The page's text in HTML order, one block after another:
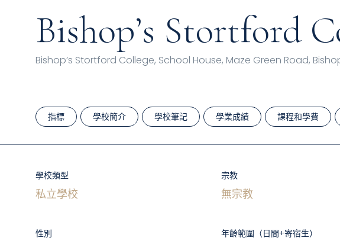
Bishop’s Stortford
Bishop’s Stortford College, School House, Maze Green Road,
指標 學校簡介 學校筆記 學業成績 課程和學費
學校類型
私立學校
宗教
無宗教
性別 年齡範圍（日間+寄宿生）